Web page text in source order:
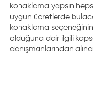
konaklama yapsın
uygun ücretlerde
konaklama
olduğuna dair ilgili
danışmanlarından